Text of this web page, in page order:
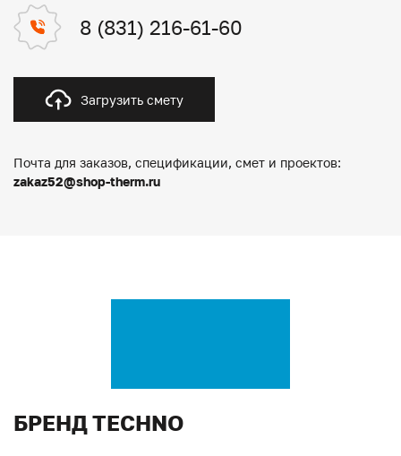
8 (831) 216-61-60
Загрузить смету
Почта для заказов, спецификации, смет и проектов:
zakaz52@shop-therm.ru
БРЕНД TECHNO